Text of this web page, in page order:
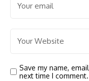
Save my name,
next time I comment.